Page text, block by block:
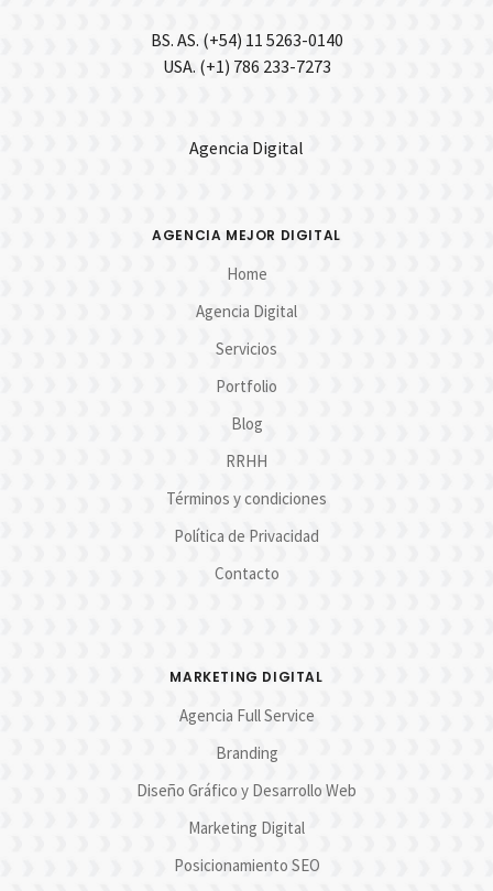
BS. AS. (+54) 11 5263-0140
USA. (+1) 786 233-7273
Agencia Digital
AGENCIA MEJOR DIGITAL
Home
Agencia Digital
Servicios
Portfolio
Blog
RRHH
Términos y condiciones
Política de Privacidad
Contacto
MARKETING DIGITAL
Agencia Full Service
Branding
Diseño Gráfico y Desarrollo Web
Marketing Digital
Posicionamiento SEO